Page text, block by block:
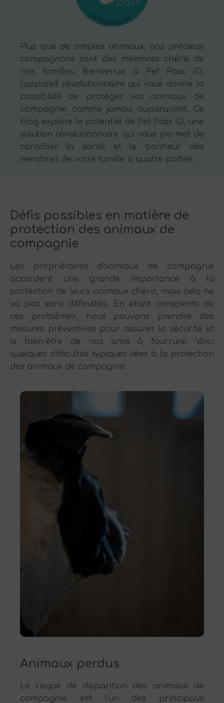
Plus que de simples animaux, nos précieux
compagnons sont des membres chéris de
nos familles. Bienvenue à Pet Pass ID,
l'appareil révolutionnaire qui vous donne la
possibilité de protéger vos animaux de
compagnie comme jamais auparavant. Ce
blog explore le potentiel de Pet Pass ID, une
solution révolutionnaire qui vous permet de
contrôler la santé et le bonheur des
membres de votre famille à quatre pattes.
Défis possibles en matière de
protection des animaux de
compagnie
Les propriétaires d'animaux de compagnie
accordent une grande importance à la
protection de leurs animaux chéris, mais cela ne
va pas sans difficultés. En étant conscients de
ces problèmes, nous pouvons prendre des
mesures préventives pour assurer la sécurité et
le bien-être de nos amis à fourrure. Voici
quelques difficultés typiques liées à la protection
des animaux de compagnie :
Animaux perdus
Le risque de disparition des animaux de
compagnie est l'un des principaux